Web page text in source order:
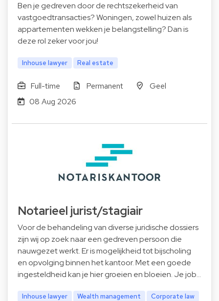
Ben je gedreven door de rechtszekerheid van
vastgoedtransacties? Woningen, zowel huizen als
appartementen wekken je belangstelling? Dan is
deze rol zeker voor jou!
Inhouse lawyer Real estate
Full-time Permanent
Geel
08 Aug 2026
Notarieel jurist/stagiair
Voor de behandeling van diverse juridische dossiers
zijn wij op zoek naar een gedreven persoon die
nauwgezet werkt. Er is mogelijkheid tot bijscholing
en opvolging binnen het kantoor. Met een goede
ingesteldheid kan je hier groeien en bloeien. Je job…
Inhouse lawyer Wealth management
Corporate law